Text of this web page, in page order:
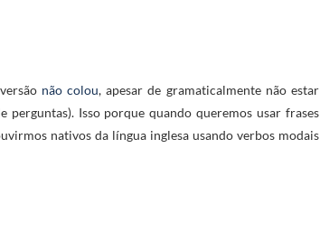
não colou, apesar de gramaticalmente não estar
perguntas). Isso porque quando queremos usar frases
nativos da língua inglesa usando verbos modais